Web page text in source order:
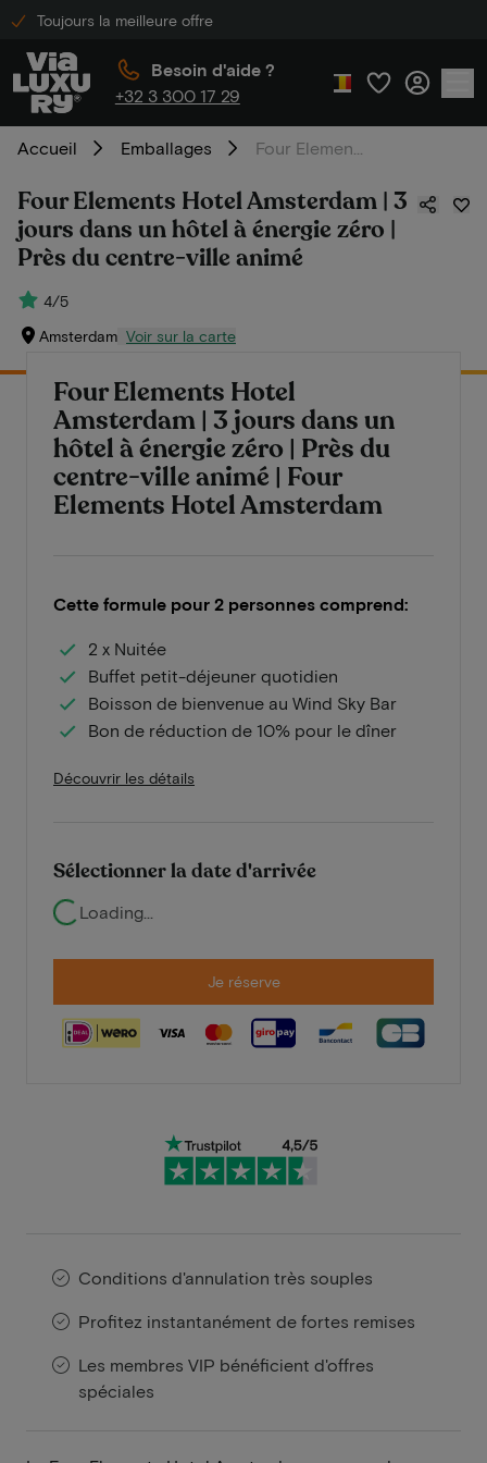
Toujours la meilleure offre
Besoin d'aide ?
+32 3 300 17 29
Accueil Emballages
Four Elements Hotel Amsterdam | 3
jours dans un hôtel à énergie zéro |
Près du centre-ville animé
4/5
Amsterdam Voir sur la carte
Four Elements Hotel
Amsterdam | 3 jours dans un
hôtel à énergie zéro | Près du
centre-ville animé | Four
Elements Hotel Amsterdam
Cette formule pour 2 personnes comprend:
2 x Nuitée
Buffet petit-déjeuner quotidien
Boisson de bienvenue au Wind Sky Bar
Bon de réduction de 10% pour le dîner
Découvrir les détails
Sélectionner la date d'arrivée
Loading...
Je réserve
Conditions d'annulation très souples
Profitez instantanément de fortes remises
Les membres VIP bénéficient d'offres
spéciales